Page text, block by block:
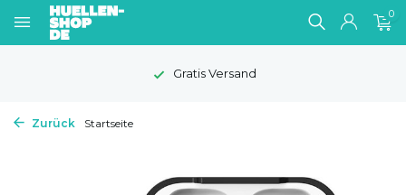
0
Gratis Versand
Zurück Startseite